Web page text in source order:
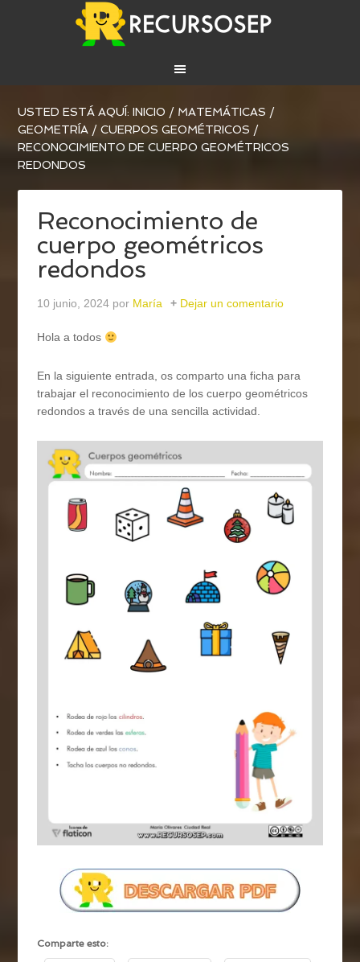
USTED ESTÁ AQUÍ:INICIO / MATEMÁTICAS /
GEOMETRÍA / CUERPOS GEOMÉTRICOS /
RECONOCIMIENTO DE CUERPO GEOMÉTRICOS
REDONDOS
Reconocimiento de
cuerpo geométricos
redondos
10 junio, 2024 por María Dejar un comentario
Hola a todos
En la siguiente entrada, os comparto una ficha para
trabajar el reconocimiento de los cuerpo geométricos
redondos a través de una sencilla actividad.
Comparte esto: